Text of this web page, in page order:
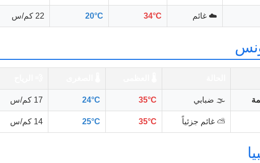
☁️ غائم 34°C
20°C 22 كم/س
🌫️ ضبابي 35°C
24°C 17 كم/س
⛅ غائم جزئياً 35°C
25°C 14 كم/س